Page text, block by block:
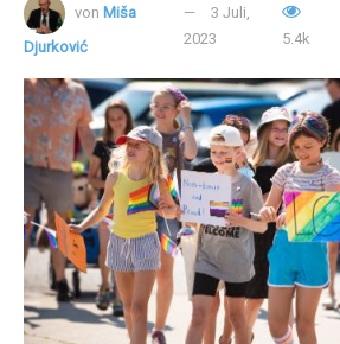
von Miša
Djurković
3 Juli,
2023
5.4k